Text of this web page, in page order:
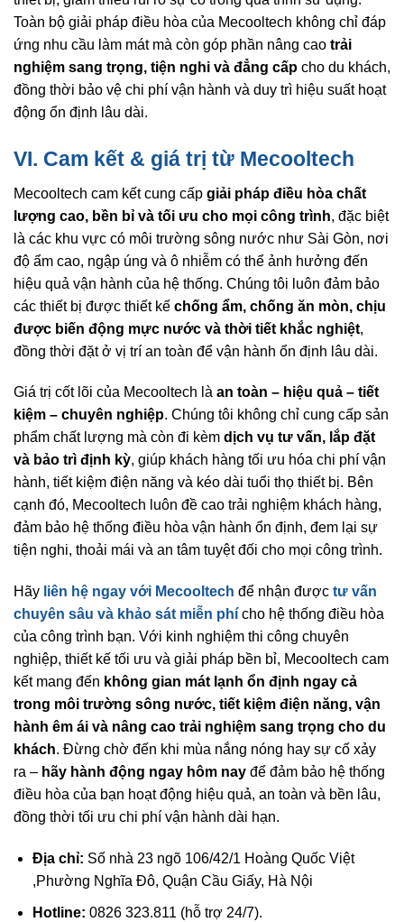
Toàn bộ giải pháp điều hòa của Mecooltech không chỉ đáp
ứng nhu cầu làm mát mà còn góp phần nâng cao trải
nghiệm sang trọng, tiện nghi và đẳng cấp cho du khách,
đồng thời bảo vệ chi phí vận hành và duy trì hiệu suất hoạt
động ổn định lâu dài.
VI. Cam kết & giá trị từ Mecooltech
Mecooltech cam kết cung cấp giải pháp điều hòa chất
lượng cao, bền bỉ và tối ưu cho mọi công trình, đặc biệt
là các khu vực có môi trường sông nước như Sài Gòn, nơi
độ ẩm cao, ngập úng và ô nhiễm có thể ảnh hưởng đến
hiệu quả vận hành của hệ thống. Chúng tôi luôn đảm bảo
các thiết bị được thiết kế chống ẩm, chống ăn mòn, chịu
được biến động mực nước và thời tiết khắc nghiệt,
đồng thời đặt ở vị trí an toàn để vận hành ổn định lâu dài.
Giá trị cốt lõi của Mecooltech là an toàn – hiệu quả – tiết
kiệm – chuyên nghiệp. Chúng tôi không chỉ cung cấp sản
phẩm chất lượng mà còn đi kèm dịch vụ tư vấn, lắp đặt
và bảo trì định kỳ, giúp khách hàng tối ưu hóa chi phí vận
hành, tiết kiệm điện năng và kéo dài tuổi thọ thiết bị. Bên
cạnh đó, Mecooltech luôn đề cao trải nghiệm khách hàng,
đảm bảo hệ thống điều hòa vận hành ổn định, đem lại sự
tiện nghi, thoải mái và an tâm tuyệt đối cho mọi công trình.
Hãy liên hệ ngay với Mecooltech để nhận được tư vấn
chuyên sâu và khảo sát miễn phí cho hệ thống điều hòa
của công trình bạn. Với kinh nghiệm thi công chuyên
nghiệp, thiết kế tối ưu và giải pháp bền bỉ, Mecooltech cam
kết mang đến không gian mát lạnh ổn định ngay cả
trong môi trường sông nước, tiết kiệm điện năng, vận
hành êm ái và nâng cao trải nghiệm sang trọng cho du
khách. Đừng chờ đến khi mùa nắng nóng hay sự cố xảy
ra – hãy hành động ngay hôm nay để đảm bảo hệ thống
điều hòa của bạn hoạt động hiệu quả, an toàn và bền lâu,
đồng thời tối ưu chi phí vận hành dài hạn.
Địa chỉ: Số nhà 23 ngõ 106/42/1 Hoàng Quốc Việt
,Phường Nghĩa Đô, Quận Cầu Giấy, Hà Nội
Hotline: 0826 323.811 (hỗ trợ 24/7).